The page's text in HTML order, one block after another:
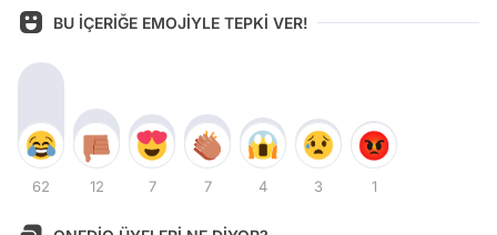
BU İÇERİĞE EMOJİYLE TEPKİ VER!
62 12 7 7 4 3 1